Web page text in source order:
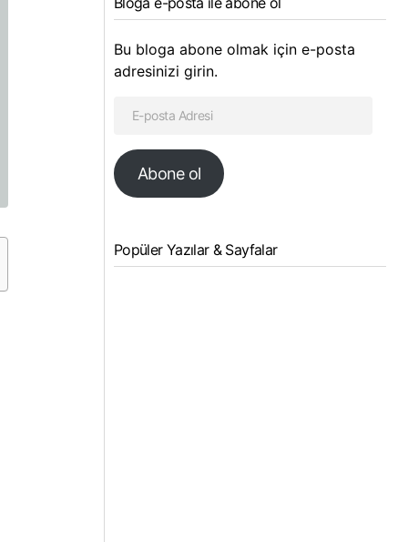
Bu bloga abone olmak için e-posta
adresinizi girin.
Abone ol
Popüler Yazılar & Sayfalar